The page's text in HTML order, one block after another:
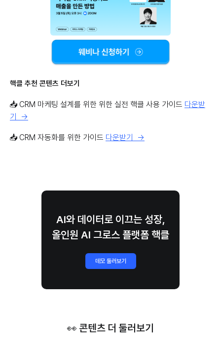
핵클 추천 콘텐츠 더보기
📥 CRM 마케팅 설계를 위한 위한 실전 핵클 사용 가이드 다운받
기 →
📥 CRM 자동화를 위한 가이드 다운받기 →
AI와 데이터로 이끄는 성장,
올인원 AI 그로스 플랫폼 핵클
데모 둘러보기
👀 콘텐츠 더 둘러보기